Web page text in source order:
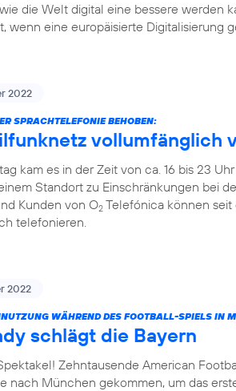
die Welt digital eine bessere werden
wenn eine europäisierte Digitalisierung
2022
SPRACHTELEFONIE BEHOBEN:
vollumfänglich
kam es in der Zeit von ca. 16 bis 23
Standort zu Einschränkungen bei
Kunden von O2 Telefónica können
telefonieren.
2022
WÄHREND DES FOOTBALL-SPIELS IN
schlägt die Bayern
Zehntausende American
nach München gekommen, um das